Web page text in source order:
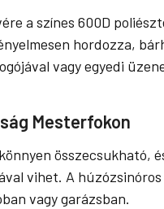
a színes 600D
hordozza,
vagy egyedi
Mesterfokon
összecsukható,
vihet. A
vagy garázsban.